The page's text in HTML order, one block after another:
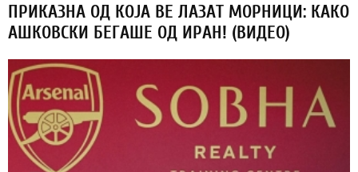
ПРИКАЗНА ОД КОЈА ВЕ ЛАЗАТ МОРНИЦИ: КАКО
АШКОВСКИ БЕГАШЕ ОД ИРАН! (ВИДЕО)